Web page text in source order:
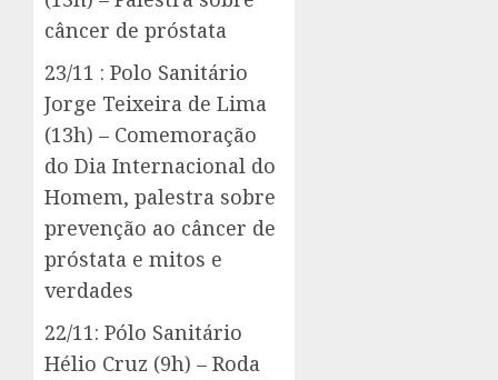
câncer de próstata
23/11 : Polo Sanitário
Jorge Teixeira de Lima
(13h) – Comemoração
do Dia Internacional do
Homem, palestra sobre
prevenção ao câncer de
próstata e mitos e
verdades
22/11: Pólo Sanitário
Hélio Cruz (9h) – Roda